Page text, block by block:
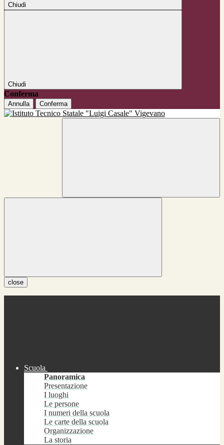
Chiudi
Chiudi
Conferma
Annulla Conferma
close
Scuola
Panoramica
Presentazione
I luoghi
Le persone
I numeri della scuola
Le carte della scuola
Organizzazione
La storia